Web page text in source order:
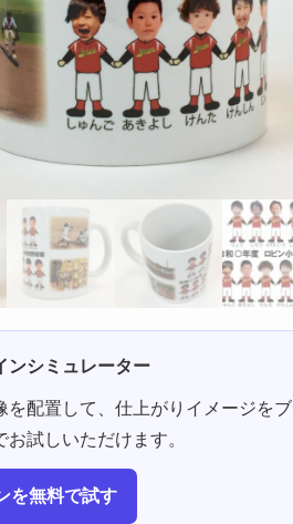
ンシミュレーター
を配置して、仕上がりイメージをブ
お試しいただけます。
を無料で試す